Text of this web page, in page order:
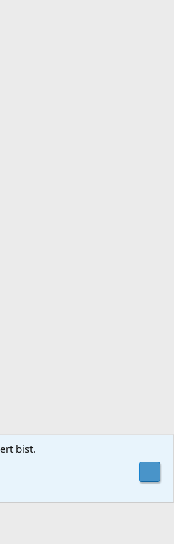
Start
bist.